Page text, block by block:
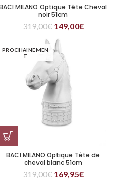
MILANO Optique Tête Cheval
noir 51cm
319,00€ 149,00€
PROCHAINEMEN
T
BACI MILANO Optique Tête de
cheval blanc 51cm
319,00€ 169,95€